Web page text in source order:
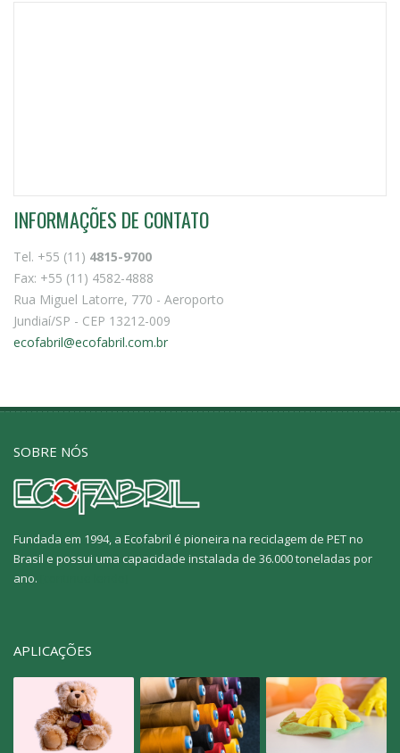
INFORMAÇÕES DE CONTATO
Tel. +55 (11) 4815-9700
Fax: +55 (11) 4582-4888
Rua Miguel Latorre, 770 - Aeroporto
Jundiaí/SP - CEP 13212-009
ecofabril@ecofabril.com.br
SOBRE NÓS
Fundada em 1994, a Ecofabril é pioneira na reciclagem de PET no
Brasil e possui uma capacidade instalada de 36.000 toneladas por
ano.
APLICAÇÕES